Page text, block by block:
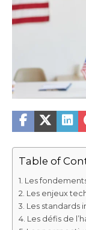
Table of
Les
Les enjeux
Les standards
Les défis de